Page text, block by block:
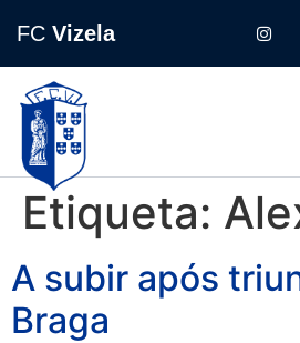
FC Vizela
Etiqueta:
A subir após
Braga